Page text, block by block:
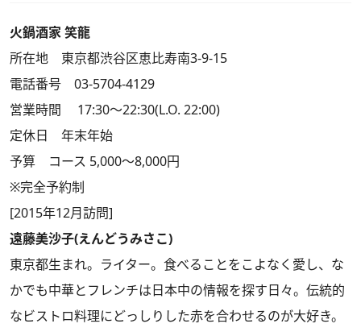
火鍋酒家 笑龍
所在地 東京都渋谷区恵比寿南3-9-15
電話番号 03-5704-4129
営業時間 17:30～22:30(L.O. 22:00)
定休日 年末年始
予算 コース 5,000～8,000円
※完全予約制
[2015年12月訪問]
遠藤美沙子(えんどうみさこ)
東京都生まれ。ライター。食べることをこよなく愛し、な
かでも中華とフレンチは日本中の情報を探す日々。伝統的
なビストロ料理にどっしりした赤を合わせるのが大好き。